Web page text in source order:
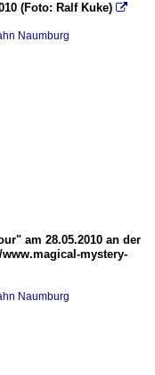
(Foto: Ralf Kuke) 
Naumburg
am 28.05.2010 an der
mystery-
Naumburg